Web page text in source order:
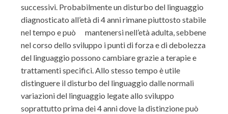
successivi. Probabilmente un disturbo del linguaggio
diagnosticato all’età di 4 anni rimane piuttosto stabile
nel tempo e può mantenersi nell’età adulta, sebbene
nel corso dello sviluppo i punti di forza e di debolezza
del linguaggio possono cambiare grazie a terapie e
trattamenti specifici. Allo stesso tempo è utile
distinguere il disturbo del linguaggio dalle normali
variazioni del linguaggio legate allo sviluppo
soprattutto prima dei 4 anni dove la distinzione può